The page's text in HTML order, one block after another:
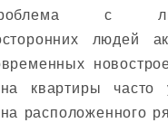
с
людей
квартиры часто
расположенного